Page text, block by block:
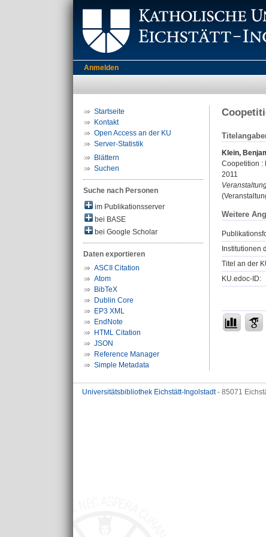
Anmelden
Startseite
Kontakt
Open Access an der KU
Server-Statistik
Blättern
Suchen
Suche nach Personen
im Publikationsserver
bei BASE
bei Google Scholar
Daten exportieren
ASCII Citation
Atom
BibTeX
Dublin Core
EP3 XML
EndNote
HTML Citation
JSON
Reference Manager
Simple Metadata
Klein,
Coopetition :
2011
Weitere
Institutionen
Titel an der
KU.edoc-ID:
Universitätsbibliothek Eichstätt-Ingolstadt- 85071